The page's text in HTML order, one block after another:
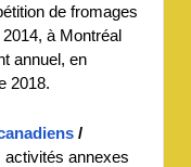
de fromages
à Montréal
annuel, en
2018.
/
activités annexes